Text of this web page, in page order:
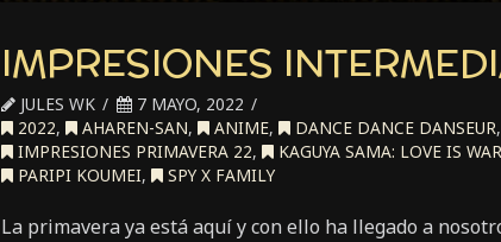
IMPRESIONES
JULES WK
7 MAYO, 2022
2022, AHAREN-SAN, ANIME, DANCE DANCE DANSEUR,
IMPRESIONES PRIMAVERA 22, KAGUYA SAMA: LOVE IS WAR
PARIPI KOUMEI, SPY X FAMILY
La primavera ya está aquí y con ello ha llegado a